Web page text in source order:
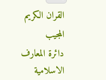
القران الكريم
المجيب
دائرة المعارف
الاسلامية